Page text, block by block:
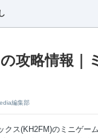
攻略情報｜
編集部
クス(KH2FM)のミニゲー